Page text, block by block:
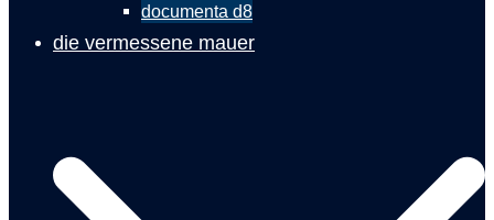
documenta d8
die vermessene mauer